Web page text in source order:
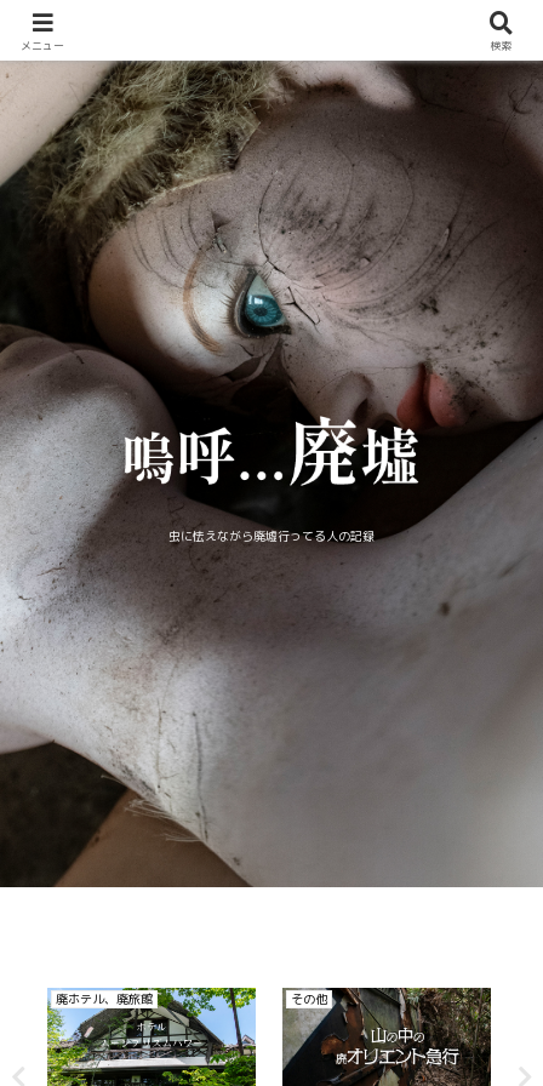
虫に怯えながら廃墟行ってる人の記録
その他 廃ホテル、廃旅館
メニュー 検索